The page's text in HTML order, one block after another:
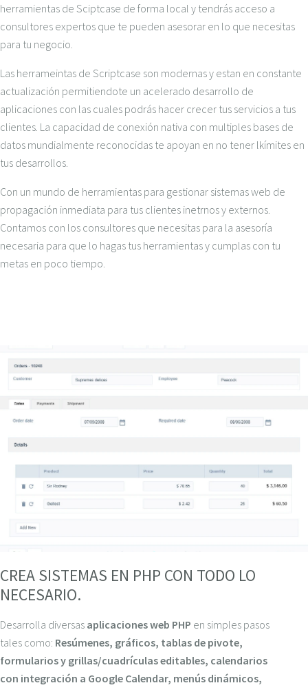
herramientas de Sciptcase de forma local y tendrás acceso a
consultores expertos que te pueden asesorar en lo que necesitas
para tu negocio.
Las herrameintas de Scriptcase son modernas y estan en constante
actualización permitiendote un acelerado desarrollo de
aplicaciones con las cuales podrás hacer crecer tus servicios a tus
clientes. La capacidad de conexión nativa con multiples bases de
datos mundialmente reconocidas te apoyan en no tener lkímites en
tus desarrollos.
Con un mundo de herramientas para gestionar sistemas web de
propagación inmediata para tus clientes inetrnos y externos.
Contamos con los consultores que necesitas para la asesoría
necesaria para que lo hagas tus herramientas y cumplas con tu
metas en poco tiempo.
CREA SISTEMAS EN PHP CON TODO LO
NECESARIO.
Desarrolla diversas aplicaciones web PHP en simples pasos
tales como: Resúmenes, gráficos, tablas de pivote,
formularios y grillas/cuadrículas editables, calendarios
con integración a Google Calendar, menús dinámicos,